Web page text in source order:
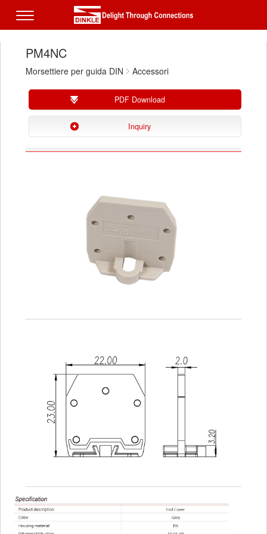
PM4NC
Morsettiere per guida DIN Accessori
PDF Download
Inquiry